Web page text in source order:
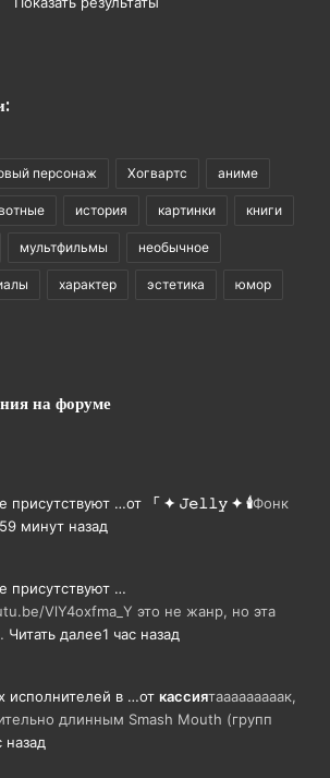
персонаж Хогвартс аниме
история картинки книги
мультфильмы необычное
характер эстетика юмор
на форуме
присутствуют …от 「 ✦ 𝙹𝚎𝚕𝚕𝚢 ✦ 🕯️Фонк
59 минут назад
присутствуют …
VlY4oxfma_Y это не жанр, но эта
Читать далее1 час назад
исполнителей в …от кассиятааааааааак,
длинным Smash Mouth (групп
назад